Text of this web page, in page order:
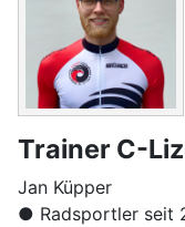
Trainer C-
Jan Küpper
● Radsportler seit